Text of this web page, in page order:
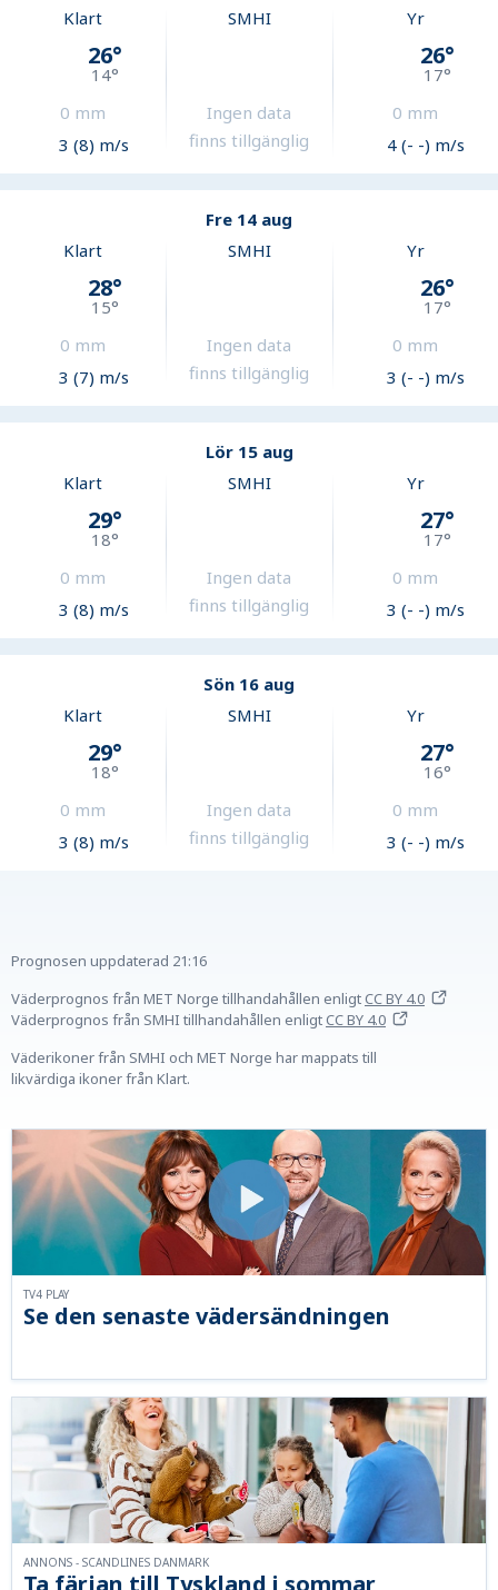
Klart
26°
14°
0 mm
3 (8) m/s
SMHI
Ingen data
finns tillgänglig
Yr
26°
17°
0 mm
4 (- -) m/s
Fre 14 aug
Klart
28°
15°
0 mm
3 (7) m/s
SMHI
Ingen data
finns tillgänglig
Yr
26°
17°
0 mm
3 (- -) m/s
Lör 15 aug
Klart
29°
18°
0 mm
3 (8) m/s
SMHI
Ingen data
finns tillgänglig
Yr
27°
17°
0 mm
3 (- -) m/s
Sön 16 aug
Klart
29°
18°
0 mm
3 (8) m/s
SMHI
Ingen data
finns tillgänglig
Yr
27°
16°
0 mm
3 (- -) m/s
Prognosen uppdaterad 21:16
Väderprognos från MET Norge tillhandahållen enligtCC BY 4.0
Väderprognos från SMHI tillhandahållen enligtCC BY 4.0
Väderikoner från SMHI och MET Norge har mappats till
likvärdiga ikoner från Klart.
Se den senaste vädersändningen
TV4 PLAY
ANNONS - SCANDLINES DANMARK